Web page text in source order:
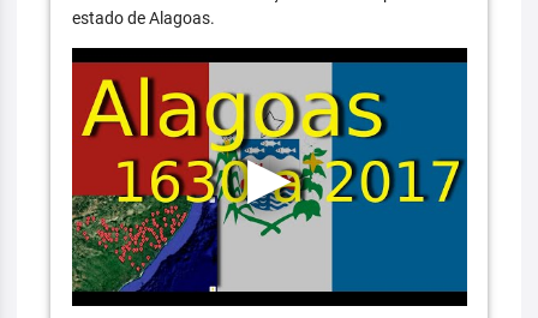
estado de Alagoas.